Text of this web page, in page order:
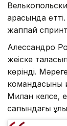
арасында
жаппай
Алессандро
жеңіске
көрінді.
Милан келсе,
сапындағы